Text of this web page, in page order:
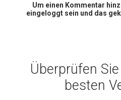
Um einen Kommentar
eingeloggt sein und das
Überprüfen
besten